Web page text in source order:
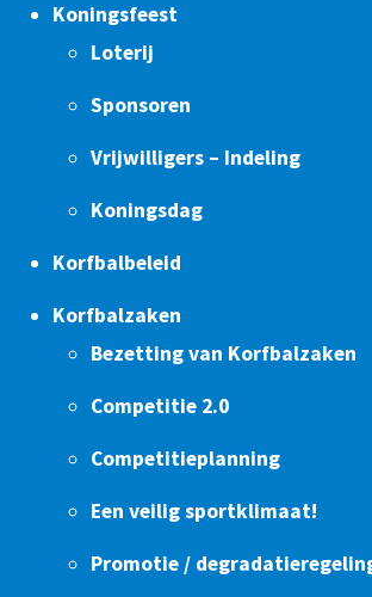
Koningsfeest
Loterij
Sponsoren
Vrijwilligers – Indeling
Koningsdag
Korfbalbeleid
Korfbalzaken
Bezetting van Korfbalzaken
Competitie 2.0
Competitieplanning
Een veilig sportklimaat!
Promotie /